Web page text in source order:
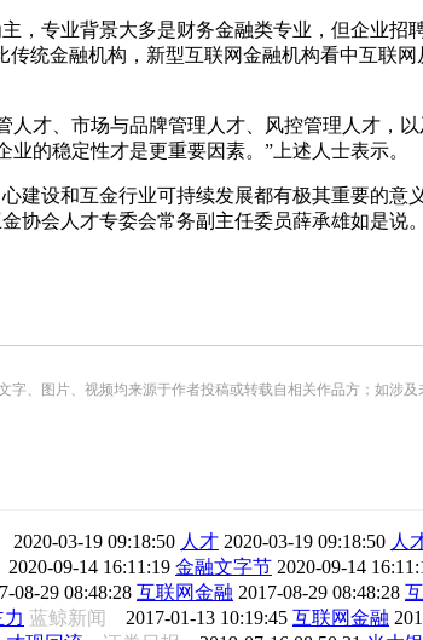
专业背景大多是财务金融类专业，但企业招
统金融机构，新型互联网金融机构看中互联
、市场与品牌管理人才、风控管理人才，
的稳定性才是更重要因素。”上述人士表示。
设和互金行业可持续发展都有极其重要的意
协会人才专委会常务副主任委员薛承雄如是说。
、图片、视频均来源于作者投稿或转载自相关作品方；如涉
2020-03-19 09:18:50 人才 2020-03-19 09:18:50 人
2020-09-14 16:11:19 金融文字节 2020-09-14
08-29 08:48:28 互联网金融 2017-08-29 08:48:28
蓝鲸新闻 2017-01-13 10:19:45 互联网金融